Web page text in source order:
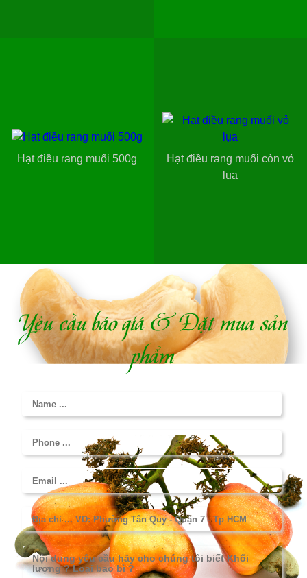
Hạt điều rang muối 500g
Hạt điều rang muối còn vỏ
lụa
Yêu cầu báo giá & Đặt mua sản
phẩm